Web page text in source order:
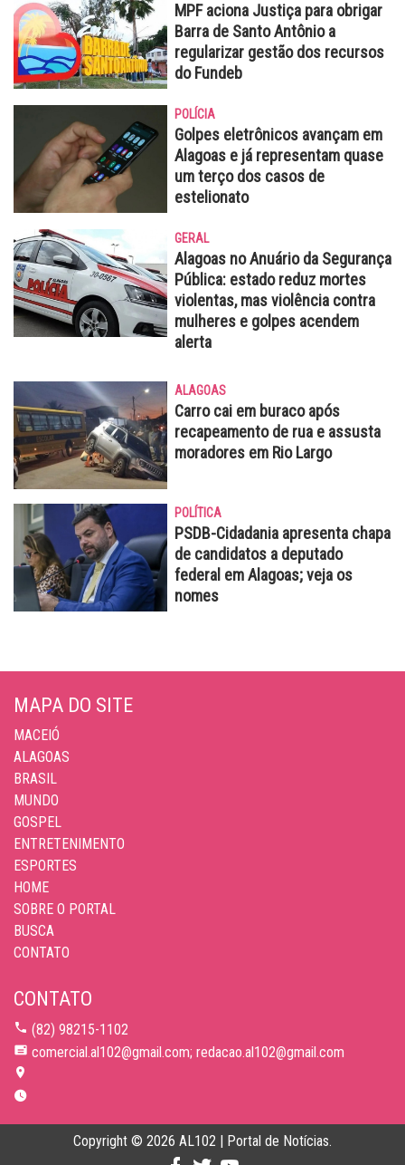
MPF aciona Justiça para obrigar
Barra de Santo Antônio a
regularizar gestão dos recursos
do Fundeb
POLÍCIA
Golpes eletrônicos avançam em
Alagoas e já representam quase
um terço dos casos de
estelionato
GERAL
Alagoas no Anuário da Segurança
Pública: estado reduz mortes
violentas, mas violência contra
mulheres e golpes acendem
alerta
ALAGOAS
Carro cai em buraco após
recapeamento de rua e assusta
moradores em Rio Largo
POLÍTICA
PSDB-Cidadania apresenta chapa
de candidatos a deputado
federal em Alagoas; veja os
nomes
MAPA DO SITE
MACEIÓ
ALAGOAS
BRASIL
MUNDO
GOSPEL
ENTRETENIMENTO
ESPORTES
HOME
SOBRE O PORTAL
BUSCA
CONTATO
CONTATO
(82) 98215-1102
comercial.al102@gmail.com; redacao.al102@gmail.com
Copyright © 2026 AL102 | Portal de Notícias.